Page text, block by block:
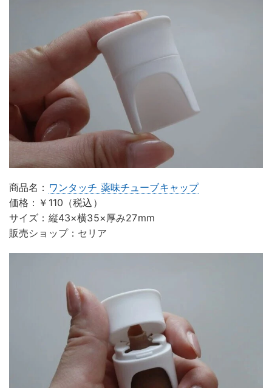
商品名： ワンタッチ 薬味チューブキャップ
価格：￥110（税込）
サイズ：縦43×横35×厚み27mm
販売ショップ：セリア